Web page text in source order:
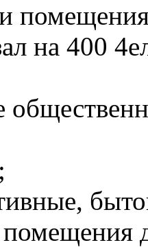
помещения
на 400